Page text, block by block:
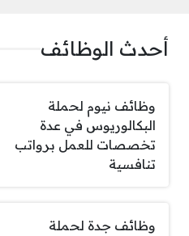
أحدث الوظائف
وظائف نيوم لحملة
البكالوريوس في عدة
تخصصات للعمل برواتب
تنافسية
وظائف جدة لحملة